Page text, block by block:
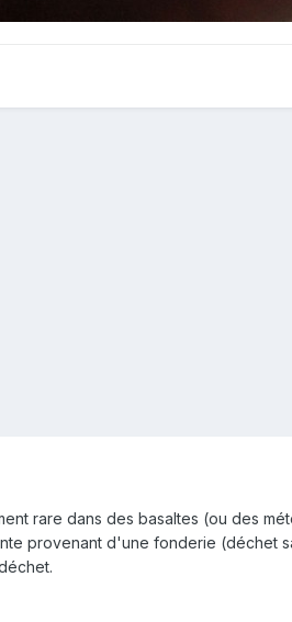
rare dans des basaltes (ou des
provenant d'une fonderie (déchet